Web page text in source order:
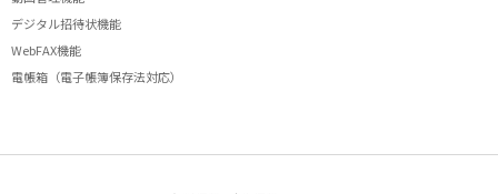
デジタル招待状機能
WebFAX機能
電帳箱（電子帳簿保存法対応）